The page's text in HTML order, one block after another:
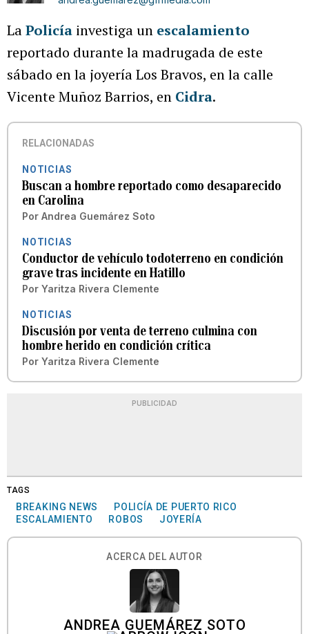
LaPolicía investiga un escalamiento
reportado durante la madrugada de este
sábado en la joyería Los Bravos, en la calle
Vicente Muñoz Barrios, en Cidra.
RELACIONADAS
NOTICIAS
Buscan a hombre reportado como desaparecido
en Carolina
Por Andrea Guemárez Soto
NOTICIAS
Conductor de vehículo todoterreno en condición
grave tras incidente en Hatillo
Por Yaritza Rivera Clemente
NOTICIAS
Discusión por venta de terreno culmina con
hombre herido en condición crítica
Por Yaritza Rivera Clemente
PUBLICIDAD
TAGS
BREAKING NEWS
POLICÍA DE PUERTO RICO
ESCALAMIENTO
ROBOS JOYERÍA
ACERCA DEL AUTOR
ANDREA GUEMÁREZ SOTO